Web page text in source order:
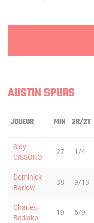
AUSTIN SPURS
JOUEUR MIN 2R/2T
Sidy
CISSOKO
27 1/4
Dominick
Barlow
38 9/13
Charles
Bediako
19 6/9